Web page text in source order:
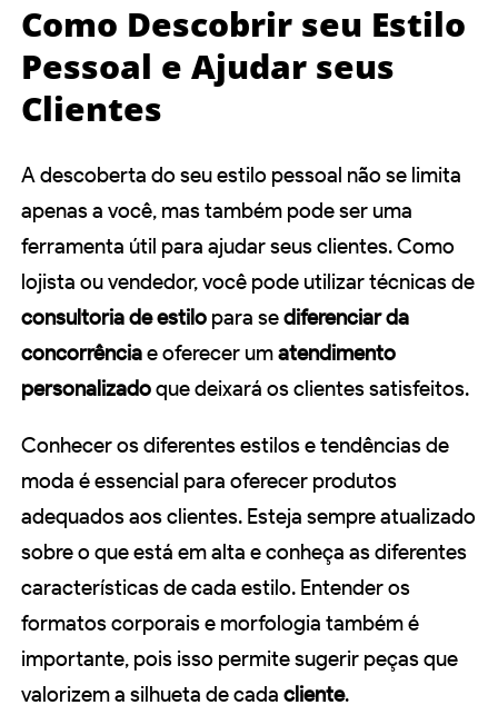
Como Descobrir seu Estilo
Pessoal e Ajudar seus
Clientes
A descoberta do seu estilo pessoal não se limita
apenas a você, mas também pode ser uma
ferramenta útil para ajudar seus clientes. Como
lojista ou vendedor, você pode utilizar técnicas de
consultoria de estilo para sediferenciar da
concorrênciae oferecer umatendimento
personalizadoque deixará os clientes satisfeitos.
Conhecer os diferentes estilos e tendências de
moda é essencial para oferecer produtos
adequados aos clientes. Esteja sempre atualizado
sobre o que está em alta e conheça as diferentes
características de cada estilo. Entender os
formatos corporais e morfologia também é
importante, pois isso permite sugerir peças que
valorizem a silhueta de cada cliente.